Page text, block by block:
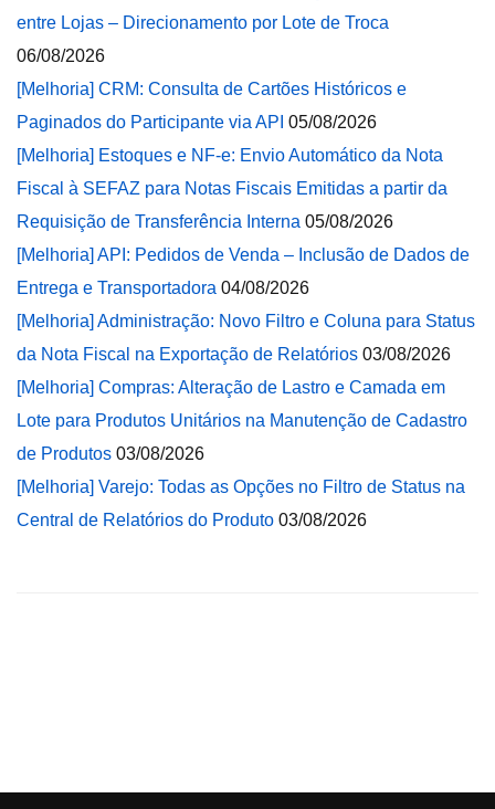
entre Lojas – Direcionamento por Lote de Troca
06/08/2026
[Melhoria] CRM: Consulta de Cartões Históricos e
Paginados do Participante via API 05/08/2026
[Melhoria] Estoques e NF-e: Envio Automático da Nota
Fiscal à SEFAZ para Notas Fiscais Emitidas a partir da
Requisição de Transferência Interna 05/08/2026
[Melhoria] API: Pedidos de Venda – Inclusão de Dados de
Entrega e Transportadora 04/08/2026
[Melhoria] Administração: Novo Filtro e Coluna para Status
da Nota Fiscal na Exportação de Relatórios 03/08/2026
[Melhoria] Compras: Alteração de Lastro e Camada em
Lote para Produtos Unitários na Manutenção de Cadastro
de Produtos 03/08/2026
[Melhoria] Varejo: Todas as Opções no Filtro de Status na
Central de Relatórios do Produto 03/08/2026